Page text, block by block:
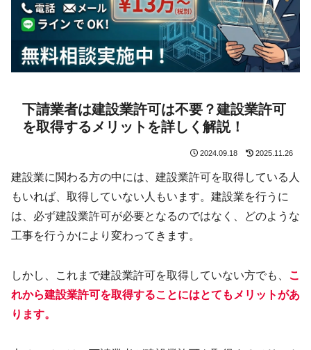
下請業者は建設業許可は不要？建設業許可
を取得するメリットを詳しく解説！
2024.09.18 2025.11.26
建設業に関わる方の中には、建設業許可を取得している人
もいれば、取得していない人もいます。建設業を行うに
は、必ず建設業許可が必要となるのではなく、どのような
工事を行うかにより変わってきます。
しかし、これまで建設業許可を取得していない方でも、 こ
れから建設業許可を取得することにはとてもメリットがあ
ります。